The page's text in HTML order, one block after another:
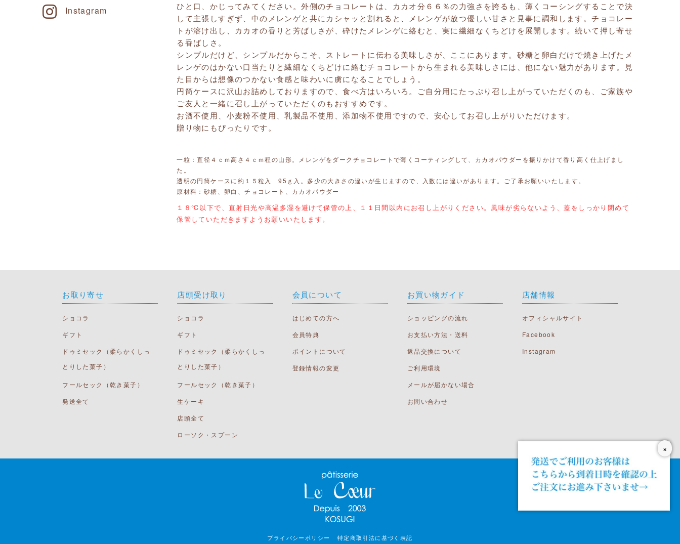
×
Instagram
ひと口、かじってみてください。外側のチョコレートは、カカオ分６６％の力強さを誇るも、薄くコーシングすることで決
して主張しすぎず、中のメレンゲと共にカシャッと割れると、メレンゲが放つ優しい甘さと見事に調和します。チョコレー
トが溶け出し、カカオの香りと芳ばしさが、砕けたメレンゲに絡むと、実に繊細なくちどけを展開します。続いて押し寄せ
る香ばしさ。
シンプルだけど、シンプルだからこそ、ストレートに伝わる美味しさが、ここにあります。砂糖と卵白だけで焼き上げたメ
レンゲのはかない口当たりと繊細なくちどけに絡むチョコレートから生まれる美味しさには、他にない魅力があります。見
た目からは想像のつかない食感と味わいに虜になることでしょう。
円筒ケースに沢山お詰めしておりますので、食べ方はいろいろ。ご自分用にたっぷり召し上がっていただくのも、ご家族や
ご友人と一緒に召し上がっていただくのもおすすめです。
お酒不使用、小麦粉不使用、乳製品不使用、添加物不使用ですので、安心してお召し上がりいただけます。
贈り物にもぴったりです。
一粒：直径４ｃｍ高さ４ｃｍ程の山形。メレンゲをダークチョコレートで薄くコーティングして、カカオパウダーを振りかけて香り高く仕上げまし
た。
透明の円筒ケースに約１５粒入 95ｇ入。多少の大きさの違いが生じますので、入数には違いがあります。ご了承お願いいたします。
原材料：砂糖、卵白、チョコレート、カカオパウダー
１８℃以下で、直射日光や高温多湿を避けて保管の上、１１日間以内にお召し上がりください。風味が劣らないよう、蓋をしっかり閉めて
保管していただきますようお願いいたします。
お取り寄せ
ショコラ
ギフト
ドゥミセック（柔らかくしっ
とりした菓子）
フールセック（乾き菓子）
発送全て
店頭受け取り
ショコラ
ギフト
ドゥミセック（柔らかくしっ
とりした菓子）
フールセック（乾き菓子）
生ケーキ
店頭全て
ローソク・スプーン
会員について
はじめての方へ
会員特典
ポイントについて
登録情報の変更
お買い物ガイド
ショッピングの流れ
お支払い方法・送料
返品交換について
ご利用環境
メールが届かない場合
お問い合わせ
店舗情報
オフィシャルサイト
Facebook
Instagram
プライバシーポリシー 特定商取引法に基づく表記